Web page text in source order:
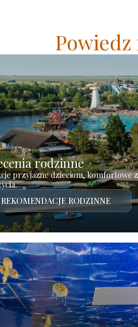
rodzinne
przyjazne dzieciom, komfortowe
REKOMENDACJE RODZINNE